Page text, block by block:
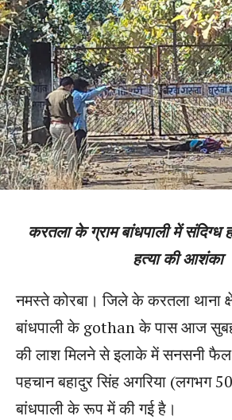
करतला के ग्राम बांधपाली में संदिग्ध
हत्या की आशंका
नमस्ते कोरबा । जिले के करतला थाना
बांधपाली के gothan के पास आज
की लाश मिलने से इलाके में सनसनी
पहचान बहादुर सिंह अगरिया (लगभग 50
बांधपाली के रूप में की गई है।